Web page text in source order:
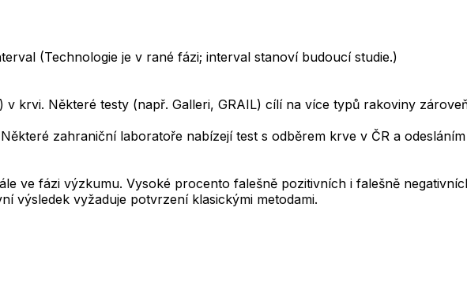
(Technologie je v rané fázi; interval stanoví budoucí studie.)
krvi. Některé testy (např. Galleri, GRAIL) cílí na více typů rakoviny
zahraniční laboratoře nabízejí test s odběrem krve v ČR a
ve fázi výzkumu. Vysoké procento falešně pozitivních i falešně
výsledek vyžaduje potvrzení klasickými metodami.